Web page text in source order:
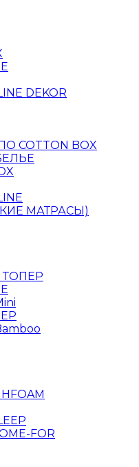
DEKOR
COTTON BOX
МАТРАСЫ)
ТОПЕР
FOR